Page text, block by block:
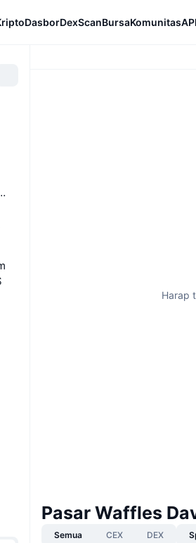
DasborDexScanBursaKomunitasAPI
(24J)
Harap
Pasar Waffles
Semua CEX DEX